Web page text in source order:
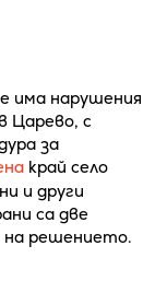
има нарушения
Царево, с
за
край село
и други
са две
на решението.